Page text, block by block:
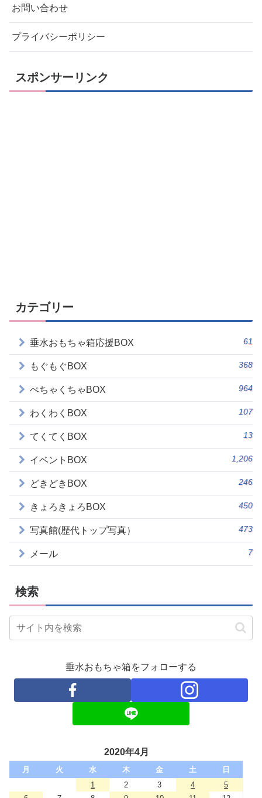
お問い合わせ
プライバシーポリシー
スポンサーリンク
カテゴリー
垂水おもちゃ箱応援BOX 61
もぐもぐBOX 368
ぺちゃくちゃBOX 964
わくわくBOX 107
てくてくBOX 13
イベントBOX 1,206
どきどきBOX 246
きょろきょろBOX 450
写真館(歴代トップ写真） 473
メール 7
検索
垂水おもちゃ箱をフォローする
2020年4月
月 火 水 木 金 土
日
1
2 3 4
5